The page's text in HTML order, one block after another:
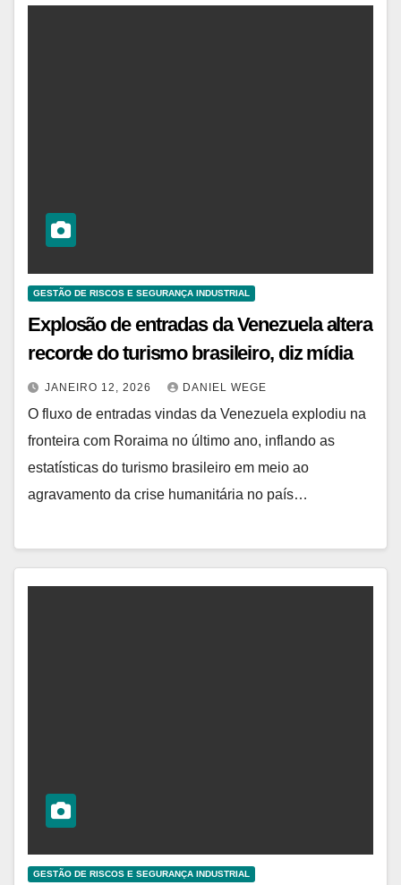
GESTÃO DE RISCOS E SEGURANÇA INDUSTRIAL
Explosão de entradas da Venezuela altera
recorde do turismo brasileiro, diz mídia
JANEIRO 12, 2026 DANIEL WEGE
O fluxo de entradas vindas da Venezuela explodiu na
fronteira com Roraima no último ano, inflando as
estatísticas do turismo brasileiro em meio ao
agravamento da crise humanitária no país…
GESTÃO DE RISCOS E SEGURANÇA INDUSTRIAL